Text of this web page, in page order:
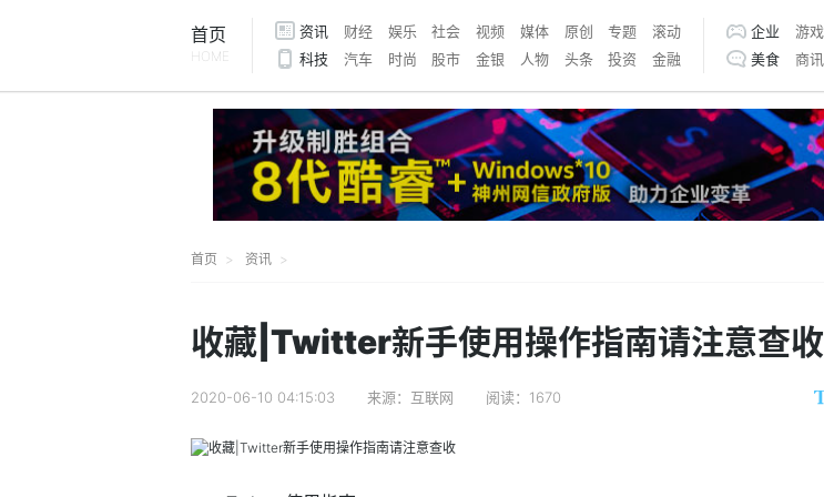
首页
HOME
资讯 财经 娱乐 社会 视频 媒体 原创 专题
滚动
科技
汽车 时尚 股市 金银 人物 头条 投资 金融
企业 游戏
美食
商讯
首页 资讯
收藏|Twitter新手使用操作指南请注意查收
2020-06-10 04:15:03 来源：互联网 阅读：1670